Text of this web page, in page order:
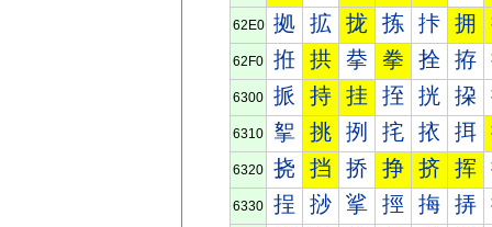
62E0 拠 拡 拢 拣 拤 拥
62F0 拰 拱 拲 拳 拴 拵
6300 挀 持 挂 挃 挄 挅
6310 挐 挑 挒 挓 挔 挕
6320 挠 挡 挢 挣 挤 挥
6330 挰 挱 挲 挳 挴 挵